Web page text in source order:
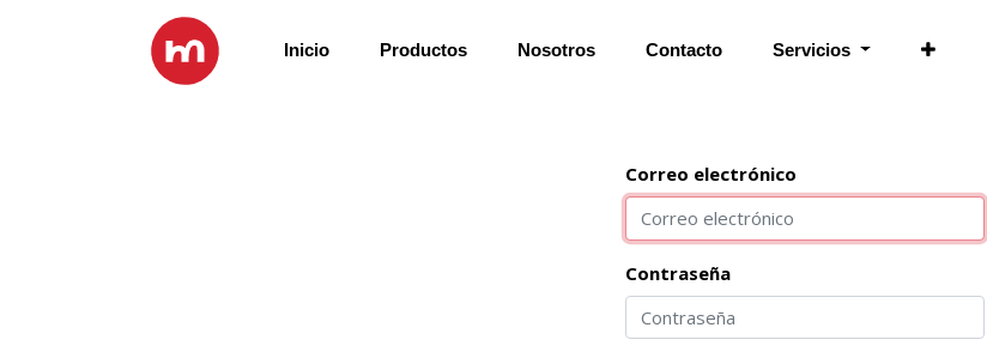
Inicio Productos Nosotros Contacto Servicios
Correo electrónico
Contraseña